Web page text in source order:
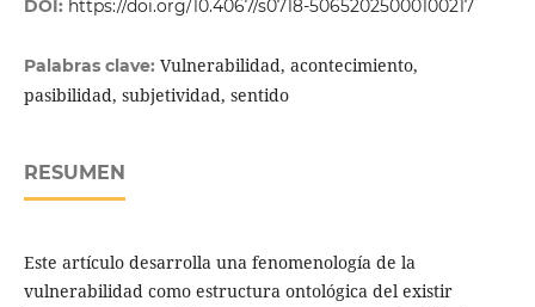
DOI: https://doi.org/10.4067/s0718-50652025000100217
Palabras clave: Vulnerabilidad, acontecimiento,
pasibilidad, subjetividad, sentido
RESUMEN
Este artículo desarrolla una fenomenología de la
vulnerabilidad como estructura ontológica del existir